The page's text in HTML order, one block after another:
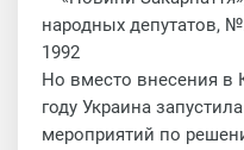
народных депутатов,
1992
Но вместо внесения в
году Украина
мероприятий по